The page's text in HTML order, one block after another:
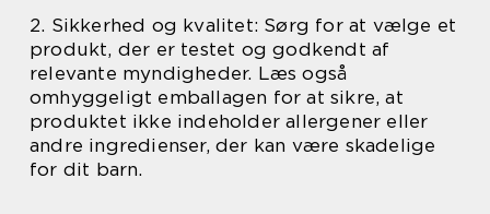
2. Sikkerhed og kvalitet: Sørg for at vælge et
produkt, der er testet og godkendt af
relevante myndigheder. Læs også
omhyggeligt emballagen for at sikre, at
produktet ikke indeholder allergener eller
andre ingredienser, der kan være skadelige
for dit barn.